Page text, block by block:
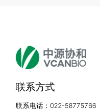
联系方式
联系电话：022-58775766